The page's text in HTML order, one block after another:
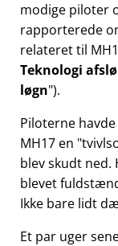
modige piloter
rapporterede
relateret til
Teknologi
løgn ).
Piloterne
MH17 en
blev skudt
blevet
Ikke bare lidt
Et par uger